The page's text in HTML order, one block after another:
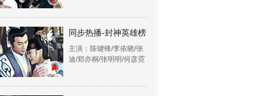
同步热播-封神英雄榜
主演：陈键锋/李依晓/张
迪/郑亦桐/张明明/何彦霓